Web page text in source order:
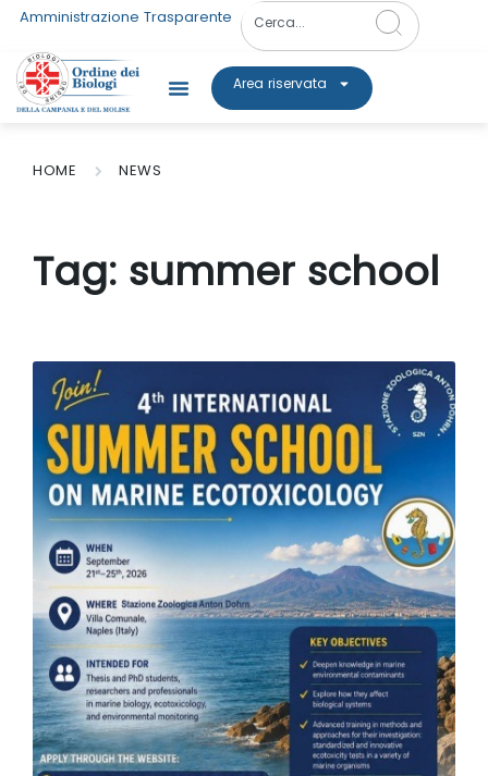
Amministrazione Trasparente
Area riservata
HOME NEWS
Tag: summer school